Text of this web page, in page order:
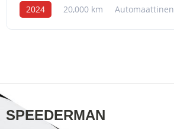
2024 20,000 km Automaattinen
SPEEDERMAN